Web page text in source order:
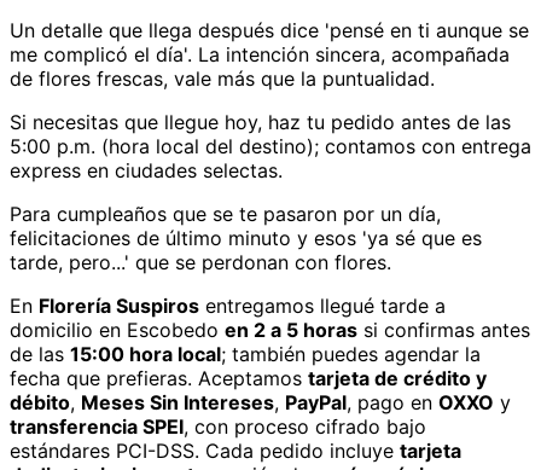
Un detalle que llega después dice 'pensé en ti aunque se
me complicó el día'. La intención sincera, acompañada
de flores frescas, vale más que la puntualidad.
Si necesitas que llegue hoy, haz tu pedido antes de las
5:00 p.m. (hora local del destino); contamos con entrega
express en ciudades selectas.
Para cumpleaños que se te pasaron por un día,
felicitaciones de último minuto y esos 'ya sé que es
tarde, pero...' que se perdonan con flores.
En Florería Suspiros entregamos llegué tarde a
domicilio en Escobedo en 2 a 5 horas si confirmas antes
de las 15:00 hora local; también puedes agendar la
fecha que prefieras. Aceptamos tarjeta de crédito y
débito, Meses Sin Intereses, PayPal, pago en OXXO y
transferencia SPEI, con proceso cifrado bajo
estándares PCI-DSS. Cada pedido incluye tarjeta